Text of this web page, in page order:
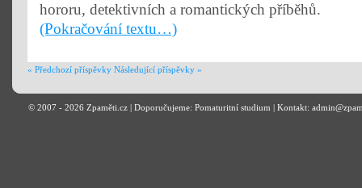
hororu, detektivních a romantických příběhů.
(Pokračování textu…)
« Předchozí příspěvky Následující příspěvky »
© 2007 - 2026 Zpaměti.cz | Doporučujeme: Pomaturitní studium | Kontakt: